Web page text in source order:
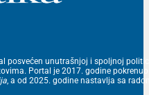
posvećen unutrašnjoj i spoljnoj
Portal je 2017. godine
, a od 2025. godine nastavlja sa